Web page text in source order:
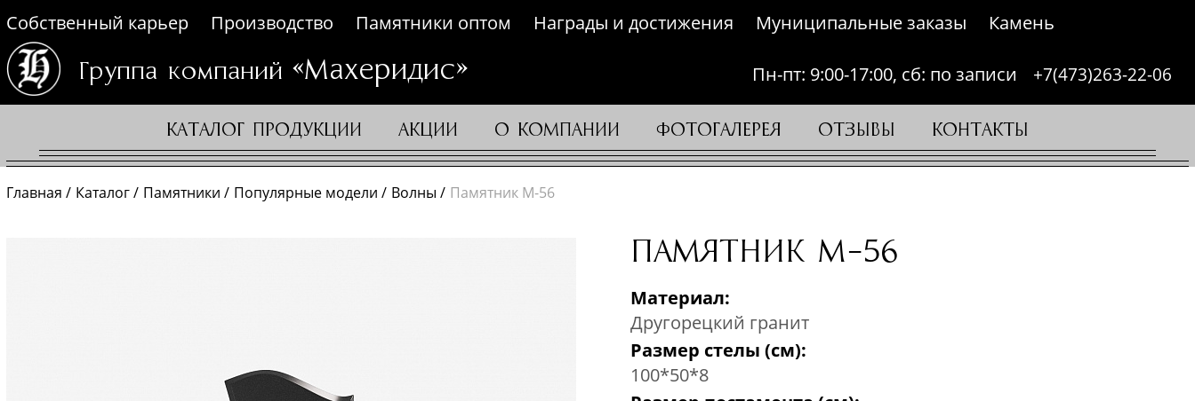
Собственный карьер Производство Памятники оптом Награды и достижения Муниципальные заказы Камень
Группа компаний «Махеридис» Пн-пт: 9:00-17:00, сб: по записи +7(473)263-22-06
КАТАЛОГ ПРОДУКЦИИ АКЦИИ О КОМПАНИИ ФОТОГАЛЕРЕЯ ОТЗЫВЫ КОНТАКТЫ
Главная Каталог Памятники Популярные модели Волны Памятник М-56
ПАМЯТНИК М-56
Материал:
Другорецкий гранит
Размер стелы (см):
100*50*8